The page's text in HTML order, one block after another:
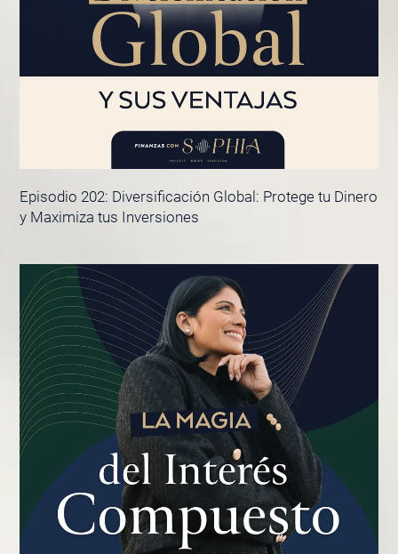
Episodio 202: Diversificación Global: Protege tu Dinero
y Maximiza tus Inversiones